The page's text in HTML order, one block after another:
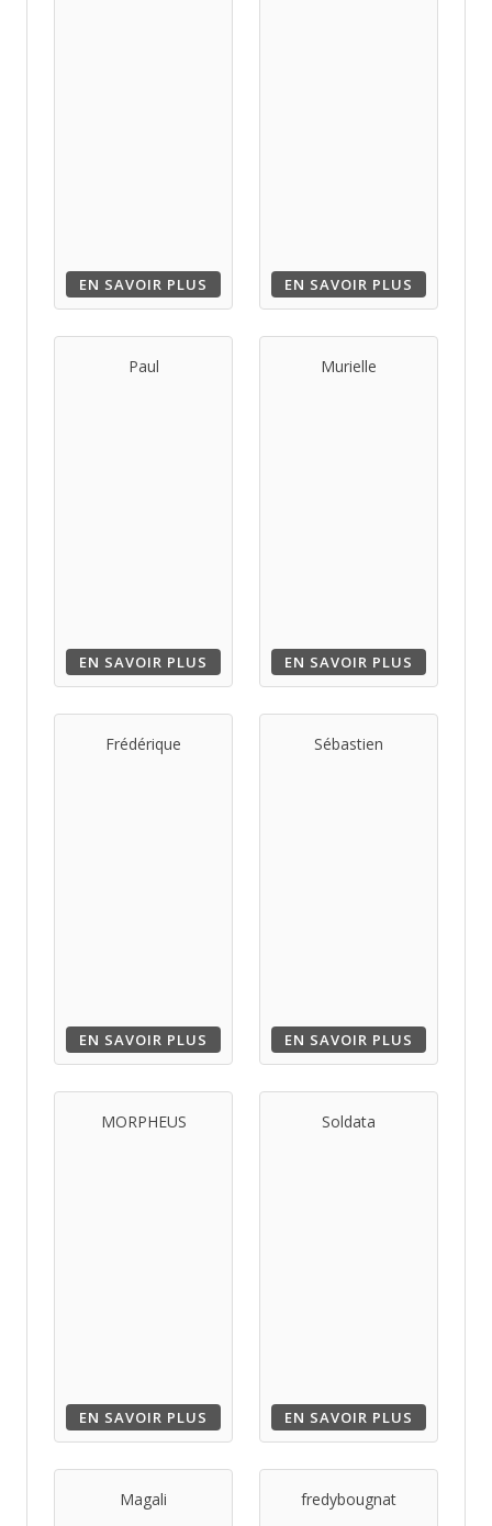
EN SAVOIR PLUS EN SAVOIR PLUS
Paul
EN SAVOIR PLUS
Murielle
EN SAVOIR PLUS
Frédérique
EN SAVOIR PLUS
Sébastien
EN SAVOIR PLUS
MORPHEUS
EN SAVOIR PLUS
Soldata
EN SAVOIR PLUS
Magali fredybougnat